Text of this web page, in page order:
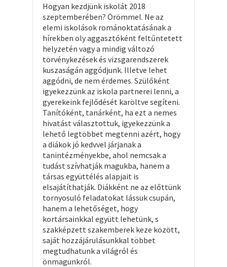
Hogyan kezdjünk iskolát 2018
szeptemberében? Örömmel. Ne az
elemi iskolások románoktatásának a
hírekben oly aggasztóként feltűntetett
helyzetén vagy a mindig változó
törvénykezések és vizsgarendszerek
kuszaságán aggódjunk. Illetve lehet
aggódni, de nem érdemes. Szülőként
igyekezzünk az iskola partnerei lenni, a
gyerekeink fejlődését karöltve segíteni.
Tanítóként, tanárként, ha ezt a nemes
hivatást választottuk, igyekezzünk a
lehető legtöbbet megtenni azért, hogy
a diákok jó kedvvel járjanak a
tanintézményekbe, ahol nemcsak a
tudást szívhatják magukba, hanem a
társas együttélés alapjait is
elsajátíthatják. Diákként ne az előttünk
tornyosuló feladatokat lássuk csupán,
hanem a lehetőséget, hogy
kortársainkkal együtt lehetünk, s
szakképzett szakemberek keze között,
saját hozzájárulásunkkal többet
megtudhatunk a világról és
önmagunkról.